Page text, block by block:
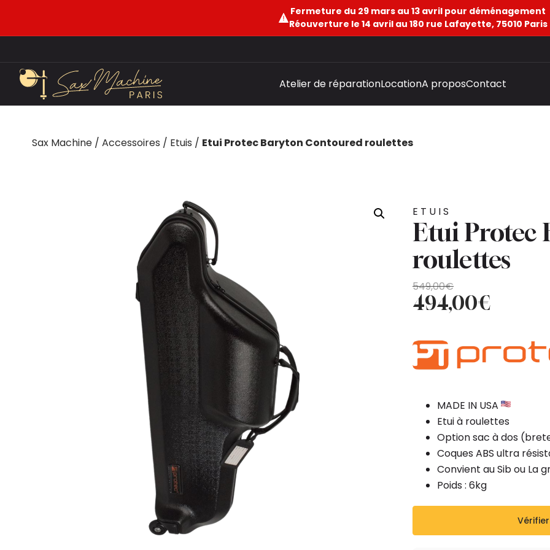
Fermeture du 29 mars au 13 avril pour déménagement
Réouverture le 14 avril au 180 rue Lafayette, 75010 Paris
Atelier de réparationLocationA proposContact
Sax Machine / Accessoires / Etuis / Etui Protec Baryton Contoured roulettes
ETUIS
Etui Protec
roulettes
549,00€
Le
prix
549,00€.
494,00€
Le
prix
494,00€.
MADE IN USA
Etui à roulettes
Option sac à dos
Coques ABS ultra
Convient au Sib ou La
Poids : 6kg